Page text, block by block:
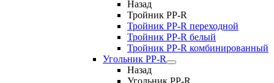
Назад
Тройник PP-R
Тройник РР-R переходной
Тройник РР-R белый
Тройник РР-R комбинированный
Угольник PP-R
Назад
Угольник PP-R